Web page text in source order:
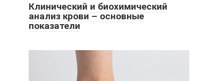
Клинический и биохимический
анализ крови – основные
показатели